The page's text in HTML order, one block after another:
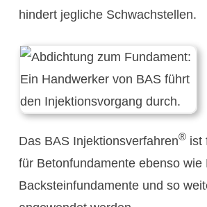
hin­dert jegliche Schwach­stellen.
Das BAS Injek­tions­ver­fahren®ist
für Beton­funda­mente ebenso
Back­stein­funda­mente und so